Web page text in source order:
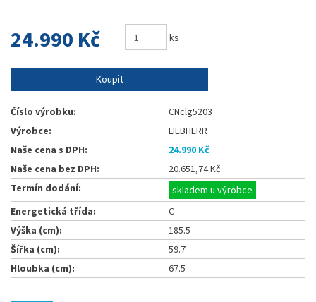
24.990 Kč ks
Koupit
Číslo výrobku:
CNclg5203
Výrobce:
LIEBHERR
Naše cena s DPH:
24.990 Kč
Naše cena bez DPH:
20.651,74 Kč
Termín dodání:
skladem u výrobce
Energetická třída:
C
Výška (cm):
185.5
Šířka (cm):
59.7
Hloubka (cm):
67.5